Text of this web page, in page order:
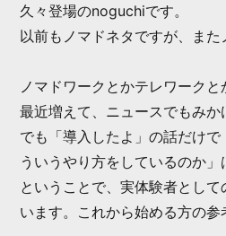
o
r
久々登場のnoguchiです。
以前もノマドネタですが、また
ノマドワークとかテレワーク
最近増えて、ニュースでもみか
でも「導入したよ」の話だけ
ういうやり方をしているのか」
ということで、実体験者とし
います。これから始める方の参